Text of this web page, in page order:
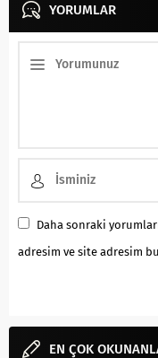
YORUMLAR
Daha sonraki
adresim ve site adresim
EN ÇOK